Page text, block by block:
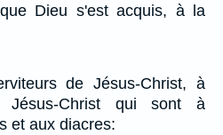
Dieu s'est acquis, à la
de Jésus-Christ, à
Christ qui sont à
et aux diacres: